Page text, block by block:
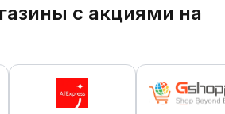
с акциями на